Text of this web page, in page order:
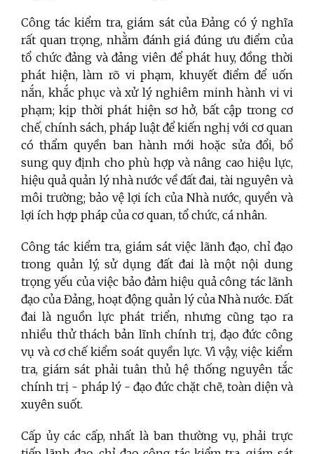
Công tác kiểm tra, giám sát của Đảng có ý nghĩa
rất quan trọng, nhằm đánh giá đúng ưu điểm của
tổ chức đảng và đảng viên để phát huy, đồng thời
phát hiện, làm rõ vi phạm, khuyết điểm để uốn
nắn, khắc phục và xử lý nghiêm minh hành vi vi
phạm; kịp thời phát hiện sơ hở, bất cập trong cơ
chế, chính sách, pháp luật để kiến nghị với cơ quan
có thẩm quyền ban hành mới hoặc sửa đổi, bổ
sung quy định cho phù hợp và nâng cao hiệu lực,
hiệu quả quản lý nhà nước về đất đai, tài nguyên và
môi trường; bảo vệ lợi ích của Nhà nước, quyền và
lợi ích hợp pháp của cơ quan, tổ chức, cá nhân.
Công tác kiểm tra, giám sát việc lãnh đạo, chỉ đạo
trong quản lý, sử dụng đất đai là mộtnội dung
trọng yếu của việc bảo đảm hiệu quả công tác lãnh
đạo của Đảng, hoạt động quản lý của Nhà nước. Đất
đai là nguồn lực phát triển, nhưng cũng tạo ra
nhiều thử thách bản lĩnh chính trị, đạo đức công
vụ và cơ chế kiểm soát quyền lực. Vì vậy, việc kiểm
tra, giám sát phải tuân thủ hệ thống nguyên tắc
chính trị - pháp lý - đạo đức chặt chẽ, toàn diện và
xuyên suốt.
Cấp ủy các cấp, nhất là ban thường vụ, phải trực